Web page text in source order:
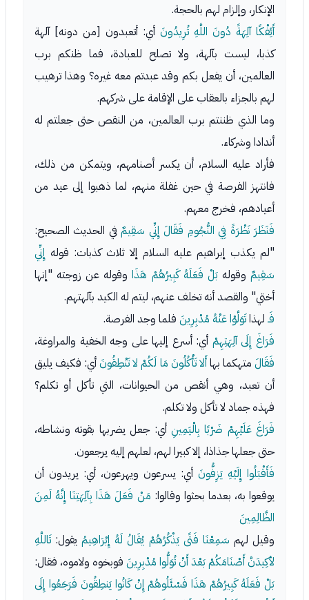
الإنكار، وإلزام لهم بالحجة.
أَئِفْكًا آلِهَةً دُونَ اللَّهِ تُرِيدُونَ أي: أتعبدون [من دونه] آلهة
كذبا، ليست بآلهة، ولا تصلح للعبادة، فما ظنكم برب
العالمين، أن يفعل بكم وقد عبدتم معه غيره؟ وهذا ترهيب
لهم بالجزاء بالعقاب على الإقامة على شركهم.
وما الذي ظننتم برب العالمين، من النقص حتى جعلتم له
أندادا وشركاء.
فأراد عليه السلام، أن يكسر أصنامهم، ويتمكن من ذلك،
فانتهز الفرصة في حين غفلة منهم، لما ذهبوا إلى عيد من
أعيادهم، فخرج معهم.
فَنَظَرَ نَظْرَةً فِي النُّجُومِ فَقَالَ إِنِّي سَقِيمٌفي الحديث الصحيح:
"لم يكذب إبراهيم عليه السلام إلا ثلاث كذبات: قوله إِنِّي
سَقِيمٌوقولهبَلْ فَعَلَهُ كَبِيرُهُمْ هَذَاوقوله عن زوجته "إنها
أختي" والقصد أنه تخلف عنهم، ليتم له الكيد بآلهتهم.
فَـ لهذاتَوَلَّوْا عَنْهُ مُدْبِرِينَ فلما وجد الفرصة.
فَرَاغَ إِلَى آلِهَتِهِمْ أي: أسرع إليها على وجه الخفية والمراوغة،
فَقَالَمتهكما بهاأَلا تَأْكُلُونَ مَا لَكُمْ لا تَنْطِقُونَأي: فكيف يليق
أن تعبد، وهي أنقص من الحيوانات، التي تأكل أو تكلم؟
فهذه جماد لا تأكل ولا تكلم.
فَرَاغَ عَلَيْهِمْ ضَرْبًا بِالْيَمِينِ أي: جعل يضربها بقوته ونشاطه،
حتى جعلها جذاذا، إلا كبيرا لهم، لعلهم إليه يرجعون.
فَأَقْبَلُوا إِلَيْهِ يَزِفُّونَ أي: يسرعون ويهرعون، أي: يريدون أن
يوقعوا به، بعدما بحثوا وقالوا: مَنْ فَعَلَ هَذَا بِآلِهَتِنَا إِنَّهُ لَمِنَ
الظَّالِمِينَ
وقيل لهم سَمِعْنَا فَتًى يَذْكُرُهُمْ يُقَالُ لَهُ إِبْرَاهِيمُيقول:تَاللَّهِ
لأكِيدَنَّ أَصْنَامَكُمْ بَعْدَ أَنْ تُوَلُّوا مُدْبِرِينَ فوبخوه ولاموه، فقال:
بَلْ فَعَلَهُ كَبِيرُهُمْ هَذَا فَسْئَلُوهُمْ إِنْ كَانُوا يَنطِقُونَ فَرَجَعُوا إِلَى